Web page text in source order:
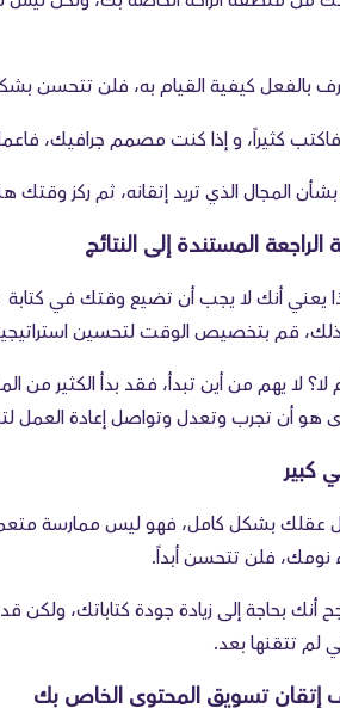
بالفعل كيفية القيام به، فلن تتحسن
فاكتب كثيراً، و إذا كنت مصمم جرافيك،
بشأن المجال الذي تريد إتقانه، ثم ركز وقتك
أنك لا يجب أن تضيع وقتك في كتابة
ذلك، قم بتخصيص الوقت لتحسين
لا يهم من أين تبدأ، فقد بدأ الكثير من
هو أن تجرب وتعدل وتواصل إعادة العمل
عقلك بشكل كامل، فهو ليس ممارسة
نومك، فلن تتحسن أبداً.
أنك بحاجة إلى زيادة جودة كتاباتك،
لم تتقنها بعد.